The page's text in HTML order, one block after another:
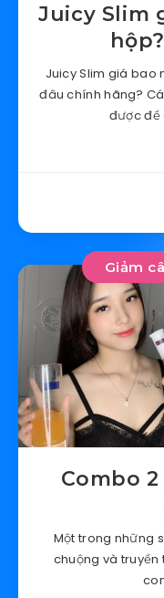
Juicy Slim
Juicy Slim giá bao
đâu chính hãng?
được đề
Giảm
Combo
Một trong những
chuộng và